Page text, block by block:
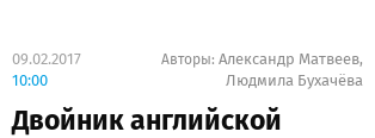
09.02.2017
10:00
Авторы: Александр Матвеев,
Людмила Бухачёва
Двойник английской